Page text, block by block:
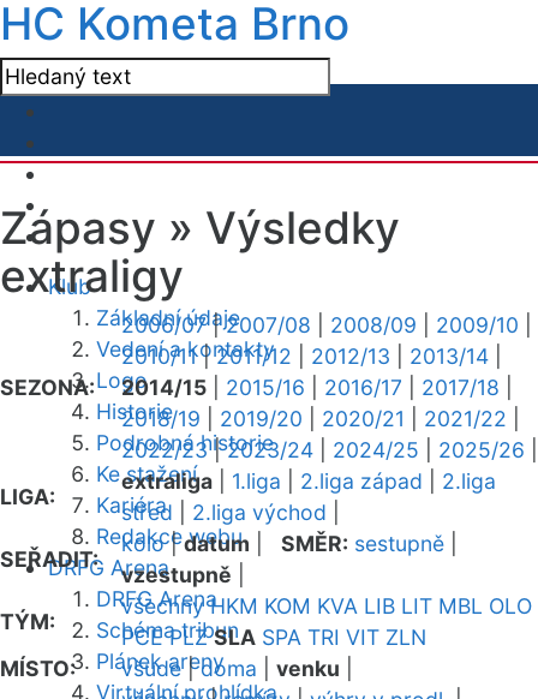
HC Kometa Brno
Klub
Základní údaje
Vedení a kontakty
Logo
Historie
Podrobná historie
Ke stažení
Kariéra
Redakce webu
DRFG Arena
DRFG Arena
Schéma tribun
Plánek areny
Virtuální prohlídka
Zápasy » Výsledky
extraligy
SEZONA:
2006/07|2007/08 2008/09 2009/10
2010/11|2011/12 2012/13 2013/14
2014/15
2015/16 2016/17 2017/18
2018/19
2019/20 2020/21 2021/22
2022/23|2023/24 2024/25 2025/26
LIGA:
extraliga 1.liga 2.liga západ
2.liga
střed
2.liga východ
SEŘADIT:
kolo|datum SMĚR: sestupně
vzestupně
TÝM:
všechny HKM KOM KVA LIB LIT MBL OLO
PCE PLZ SLA SPA TRI VIT ZLN
MÍSTO:
všude|doma venku